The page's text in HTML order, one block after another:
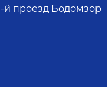
й проезд Бодомзор